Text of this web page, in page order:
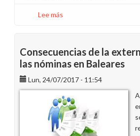
Lee más
Proyecto
de
Externalización
de
Administración
de
Personal
Consecuencias de la
las nóminas en Baleares
Lun, 24/07/2017 - 11:54